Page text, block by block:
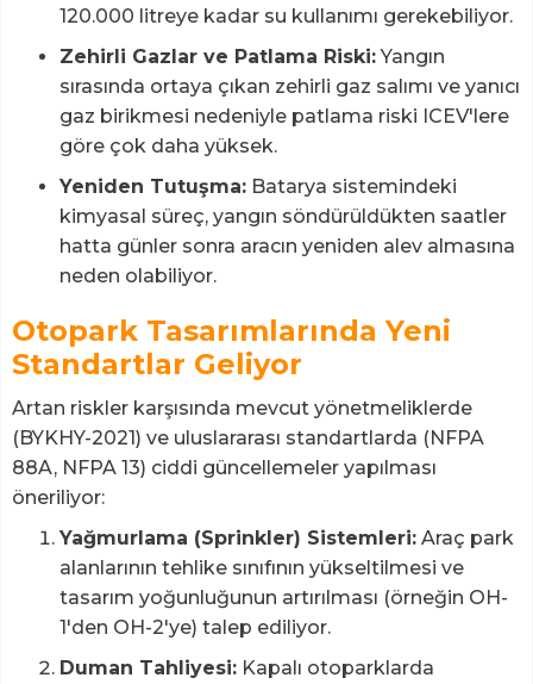
120.000 litreye kadar su kullanımı gerekebiliyor.
Zehirli Gazlar ve Patlama Riski:Yangın
sırasında ortaya çıkan zehirli gaz salımı ve yanıcı
gaz birikmesi nedeniyle patlama riski ICEV'lere
göre çok daha yüksek.
Yeniden Tutuşma: Batarya sistemindeki
kimyasal süreç, yangın söndürüldükten saatler
hatta günler sonra aracın yeniden alev almasına
neden olabiliyor.
Otopark Tasarımlarında Yeni
Standartlar Geliyor
Artan riskler karşısında mevcut yönetmeliklerde
(BYKHY-2021) ve uluslararası standartlarda (NFPA
88A, NFPA 13) ciddi güncellemeler yapılması
öneriliyor:
Yağmurlama (Sprinkler) Sistemleri: Araç park
alanlarının tehlike sınıfının yükseltilmesi ve
tasarım yoğunluğunun artırılması (örneğin OH-
1'den OH-2'ye) talep ediliyor.
Duman Tahliyesi: Kapalı otoparklarda